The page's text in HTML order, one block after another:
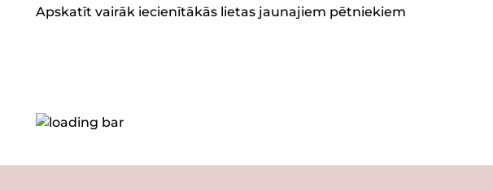
Apskatīt vairāk iecienītākās lietas jaunajiem pētniekiem